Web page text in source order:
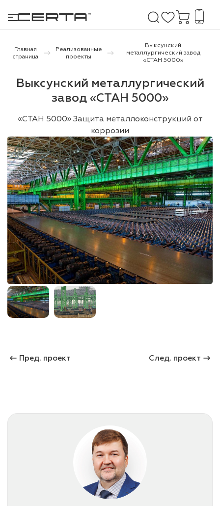
и дачи
бетону,
металлу
по
и эмали
Главная
страница
Реализованные
проекты
Выксунский
металлургический завод
«СТАН 5000»
Выксунский металлургический
завод «СТАН 5000»
«СТАН 5000» Защита металлоконструкций от
коррозии
Пред. проект След. проект